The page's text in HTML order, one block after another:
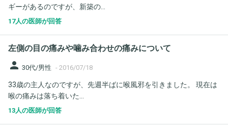
ギーがあるのですが、新築の...
17人の医師が回答
左側の目の痛みや噛み合わせの痛みについて
person 30代/男性 - 2016/07/18
33歳の主人なのですが、先週半ばに喉風邪を引きました。 現在は
喉の痛みは落ち着いた...
13人の医師が回答